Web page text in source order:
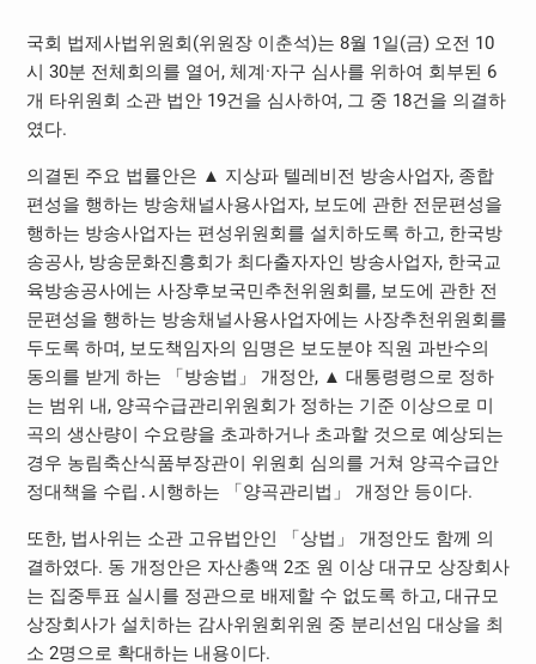
국회 법제사법위원회(위원장 이춘석)는 8월 1일(금) 오전 10
시 30분 전체회의를 열어, 체계·자구 심사를 위하여 회부된 6
개 타위원회 소관 법안 19건을 심사하여, 그 중 18건을 의결하
였다.
의결된 주요 법률안은 ▲ 지상파 텔레비전 방송사업자, 종합
편성을 행하는 방송채널사용사업자, 보도에 관한 전문편성을
행하는 방송사업자는 편성위원회를 설치하도록 하고, 한국방
송공사, 방송문화진흥회가 최다출자자인 방송사업자, 한국교
육방송공사에는 사장후보국민추천위원회를, 보도에 관한 전
문편성을 행하는 방송채널사용사업자에는 사장추천위원회를
두도록 하며, 보도책임자의 임명은 보도분야 직원 과반수의
동의를 받게 하는 「방송법」 개정안, ▲ 대통령령으로 정하
는 범위 내, 양곡수급관리위원회가 정하는 기준 이상으로 미
곡의 생산량이 수요량을 초과하거나 초과할 것으로 예상되는
경우 농림축산식품부장관이 위원회 심의를 거쳐 양곡수급안
정대책을 수립․시행하는 「양곡관리법」 개정안 등이다.
또한, 법사위는 소관 고유법안인 「상법」 개정안도 함께 의
결하였다. 동 개정안은 자산총액 2조 원 이상 대규모 상장회사
는 집중투표 실시를 정관으로 배제할 수 없도록 하고, 대규모
상장회사가 설치하는 감사위원회위원 중 분리선임 대상을 최
소 2명으로 확대하는 내용이다.